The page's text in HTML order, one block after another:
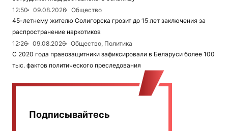
12:50
09.08.2026
Общество
45-летнему жителю Солигорска грозит до 15 лет заключения за
распространение наркотиков
12:26
09.08.2026
Общество, Политика
С 2020 года правозащитники зафиксировали в Беларуси более 100
тыс. фактов политического преследования
Подписывайтесь